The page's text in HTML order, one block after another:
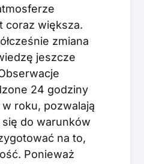
coraz większa.
zmiana
jeszcze
24 godziny
roku, pozwalają
do warunków
na to,
Ponieważ